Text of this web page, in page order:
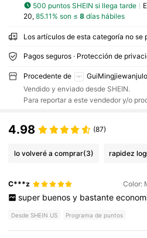
500 puntos SHEIN si llega tarde
20, 85.11% son ≤ 8días hábiles
Los artículos de esta categoría no se
Pagos seguros · Protección de
Procedente de
Vendido y enviado desde SHEIN.
Para reportar a este vendedor y/o
4.98 (87)
lo volveré a comprar(3) rapidez
C***z Color:
super buenos y bastante
Desde SHEIN US Programa de puntos